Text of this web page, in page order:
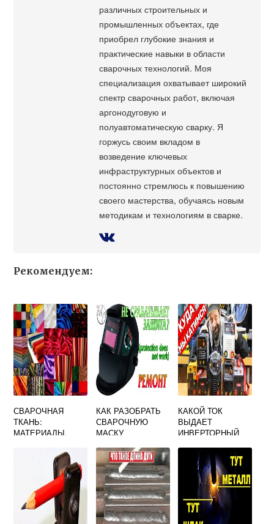
различных строительных и
промышленных объектах, где
приобрел глубокие знания и
практические навыки в области
сварочных технологий. Моя
специализация охватывает широкий
спектр сварочных работ, включая
аргонодуговую и
полуавтоматическую сварку. Я
горжусь своим вкладом в
возведение ключевых
инфраструктурных объектов и
постоянно стремлюсь к повышению
своего мастерства, обучаясь новым
методикам и технологиям в сварке.
Рекомендуем:
СВАРОЧНАЯ
ТКАНЬ:
МАТЕРИАЛЫ,
ПРЕИМУЩЕСТВА
И НЕДОСТАТКИ
КАК РАЗОБРАТЬ
СВАРОЧНУЮ
МАСКУ
КАКОЙ ТОК
ВЫДАЕТ
ИНВЕРТОРНЫЙ
АППАРАТ